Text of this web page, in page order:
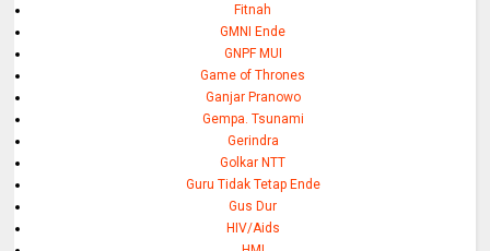
Fitnah
GMNI Ende
GNPF MUI
Game of Thrones
Ganjar Pranowo
Gempa. Tsunami
Gerindra
Golkar NTT
Guru Tidak Tetap Ende
Gus Dur
HIV/Aids